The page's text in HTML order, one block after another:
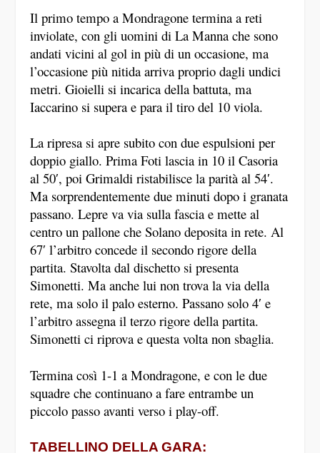
Il primo tempo a Mondragone termina a reti
inviolate, con gli uomini di La Manna che sono
andati vicini al gol in più di un occasione, ma
l’occasione più nitida arriva proprio dagli undici
metri. Gioielli si incarica della battuta, ma
Iaccarino si supera e para il tiro del 10 viola.
La ripresa si apre subito con due espulsioni per
doppio giallo. Prima Foti lascia in 10 il Casoria
al 50′, poi Grimaldi ristabilisce la parità al 54′.
Ma sorprendentemente due minuti dopo i granata
passano. Lepre va via sulla fascia e mette al
centro un pallone che Solano deposita in rete. Al
67′ l’arbitro concede il secondo rigore della
partita. Stavolta dal dischetto si presenta
Simonetti. Ma anche lui non trova la via della
rete, ma solo il palo esterno. Passano solo 4′ e
l’arbitro assegna il terzo rigore della partita.
Simonetti ci riprova e questa volta non sbaglia.
Termina così 1-1 a Mondragone, e con le due
squadre che continuano a fare entrambe un
piccolo passo avanti verso i play-off.
TABELLINO DELLA GARA: